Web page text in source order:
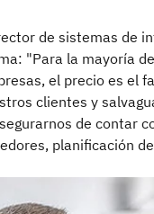
de sistemas de
"Para la mayoría
el precio es el
clientes y
de contar
planificación